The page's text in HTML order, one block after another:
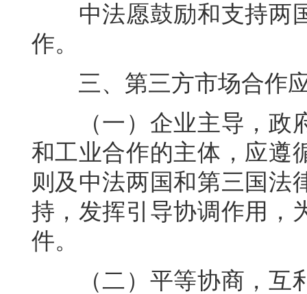
中法愿鼓励和支持两国
作。
三、第三方市场合作应
（一）企业主导，政府
和工业合作的主体，应遵
则及中法两国和第三国法
持，发挥引导协调作用，
件。
（二）平等协商，互利